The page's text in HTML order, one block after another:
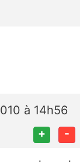
à 14h56
+ -